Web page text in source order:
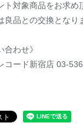
ト対象商品をお求
良品との交換となり
合わせ》
コード新宿店 03-